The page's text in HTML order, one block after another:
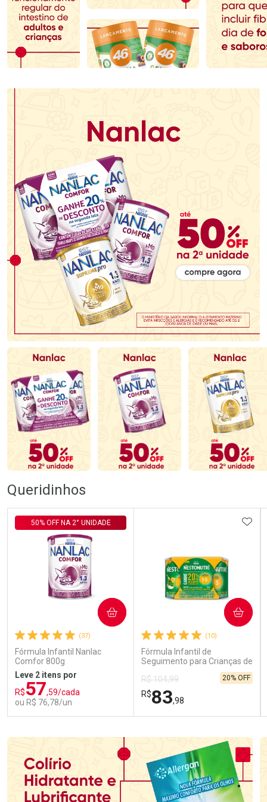
Comprar sem Desconto
Por R$ 153,99/cada
Comprar sem Desconto
Por R$ 153,99/cada
Comprar sem Desconto
Por R$ 104,79/cada
Comprar sem Desconto
Por R$ 104,79/cada
Queridinhos
(37)
Fórmula Infantil Nanlac
Comfor 800g
50% OFF NA 2° UNIDADE
Leve 2 itens por
R$57,59/cada
ou R$ 76,78/un
COMPRAR
(10)
Fórmula Infantil de
Seguimento para Crianças de
Primeira Infância Nestonutri
2 Unidades de 800g cada
R$ 104,99
R$83,98
20% OFF
COMPRAR
Laboratório
Por Menos